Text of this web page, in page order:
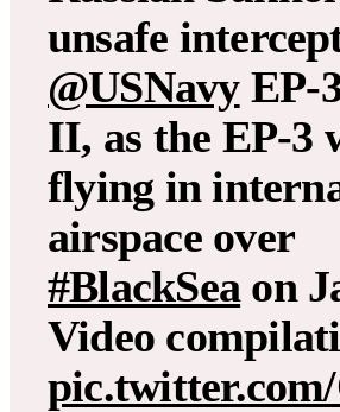
unsafe
@USNavyEP-
II, as the EP-3
flying in
airspace over
#BlackSeaon
Video